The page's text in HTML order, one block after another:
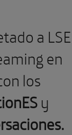
a
en
los
y